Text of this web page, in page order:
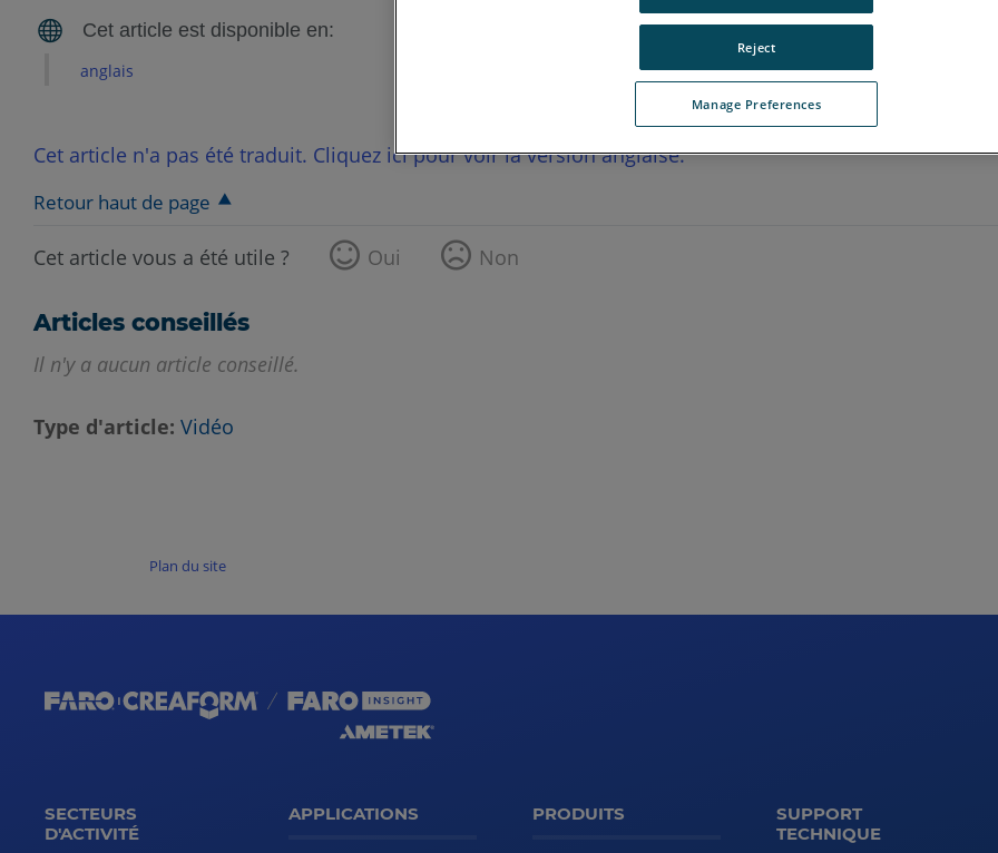
anglais
Cet article n'a pas été traduit. Cliquez ici pour voir la version anglaise.
Retour haut de page
Cet article vous a été utile ? Oui Non
Articles conseillés
Il n'y a aucun article conseillé.
Type d'article Vidéo
Plan du site
SECTEURS
D'ACTIVITÉ
APPLICATIONS PRODUITS
SUPPORT
TECHNIQUE
Manage Preferences
Reject